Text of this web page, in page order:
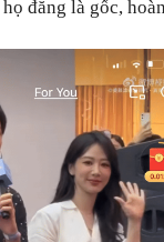
đăng là gốc,